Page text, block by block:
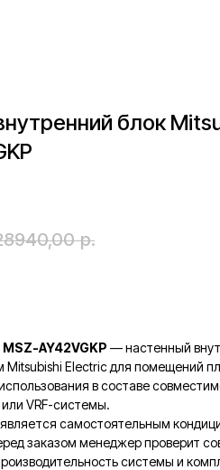
блок
р.
AY42VGKP — настенный
Mitsubishi Electric для помещений
в составе
VRF-системы.
самостоятельным
заказом менеджер проверит
системы и